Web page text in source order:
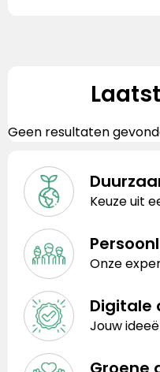
Geen resultaten
Keuze uit
Onze
Digitale
Jouw